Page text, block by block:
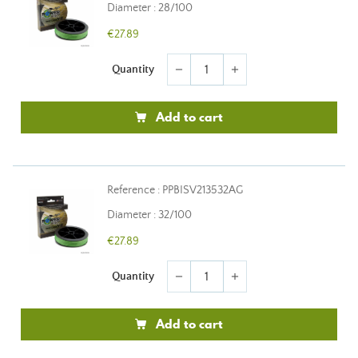
Diameter : 28/100
€27.89
Quantity remove add
Add to cart
Reference : PPBISV213532AG
Diameter : 32/100
€27.89
Quantity remove add
Add to cart